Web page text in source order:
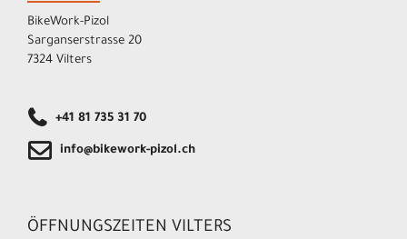
BikeWork-Pizol
Sarganserstrasse 20
7324 Vilters
+41 81 735 31 70
info@bikework-pizol.ch
ÖFFNUNGSZEITEN VILTERS